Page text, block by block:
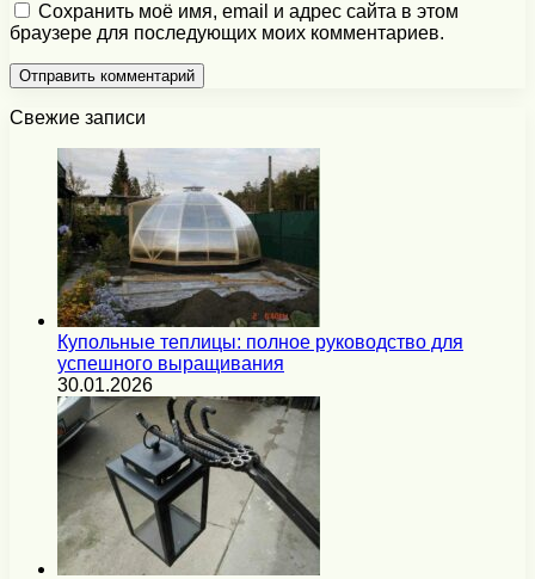
Сохранить моё имя, email и адрес сайта в этом
браузере для последующих моих комментариев.
Свежие записи
Купольные теплицы: полное руководство для
успешного выращивания
30.01.2026